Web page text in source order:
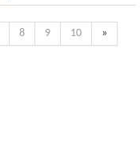
8 9 10 »